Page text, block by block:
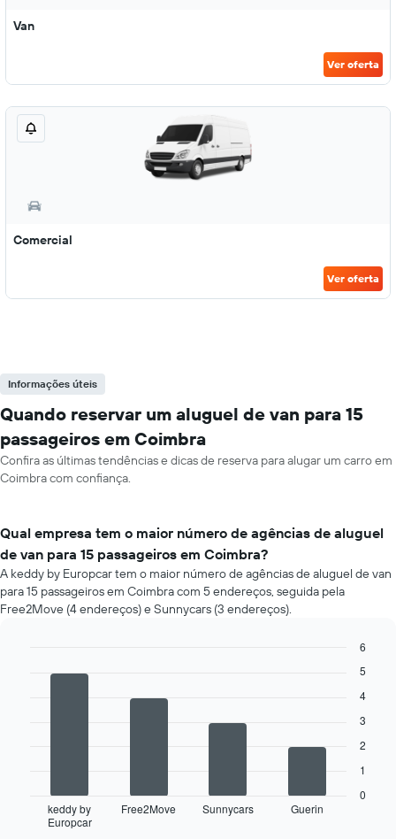
Van
Ver oferta
Comercial
Ver oferta
Informações úteis
Quando reservar um aluguel de van para 15
passageiros em Coimbra
Confira as últimas tendências e dicas de reserva para alugar um carro em
Coimbra com confiança.
Qual empresa tem o maior número de agências de aluguel
de van para 15 passageiros em Coimbra?
A keddy by Europcar tem o maior número de agências de aluguel de van
para 15 passageiros em Coimbra com 5 endereços, seguida pela
Free2Move (4 endereços) e Sunnycars (3 endereços).
seguir
exibe
graphic.
keddy by
Europcar
Free2Move Sunnycars Guerin
0
1
2
3
4
5
6